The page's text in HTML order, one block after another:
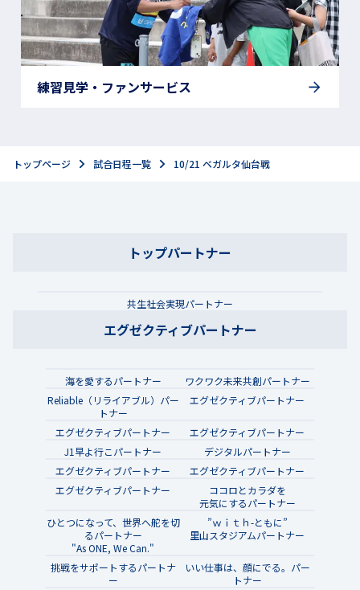
練習見学・ファンサービス
トップページ 試合日程一覧 10/21 ベガルタ仙台戦
トップパートナー
共生社会実現パートナー
エグゼクティブパートナー
海を愛するパートナー
ワクワク未来共創パートナー
Reliable（リライアブル）パー
トナー
エグゼクティブパートナー
エグゼクティブパートナー
エグゼクティブパートナー
J1早よ行こパートナー
デジタルパートナー
エグゼクティブパートナー
エグゼクティブパートナー
エグゼクティブパートナー
ココロとカラダを
元気にするパートナー
ひとつになって、世界へ舵を切
るパートナー
"As ONE, We Can."
”ｗｉｔｈ-ともに”
里山スタジアムパートナー
挑戦をサポートするパートナ
ー
いい仕事は、顔にでる。パー
トナー